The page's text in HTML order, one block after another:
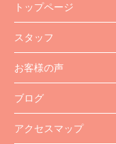
トップページ
スタッフ
お客様の声
ブログ
アクセスマップ